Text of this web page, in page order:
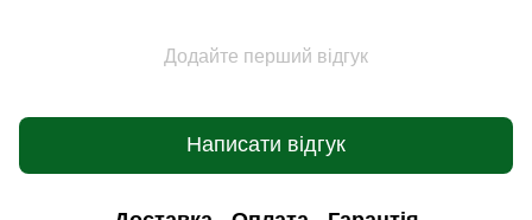
Додайте перший відгук
Написати відгук